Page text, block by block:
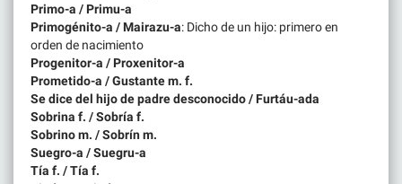
Primo-a / Primu-a
Primogénito-a / Mairazu-a: Dicho de un hijo: primero en
orden de nacimiento
Progenitor-a / Proxenitor-a
Prometido-a / Gustante m. f.
Se dice del hijo de padre desconocido / Furtáu-ada
Sobrina f. / Sobría f.
Sobrino m. / Sobrín m.
Suegro-a / Suegru-a
Tía f. / Tía f.